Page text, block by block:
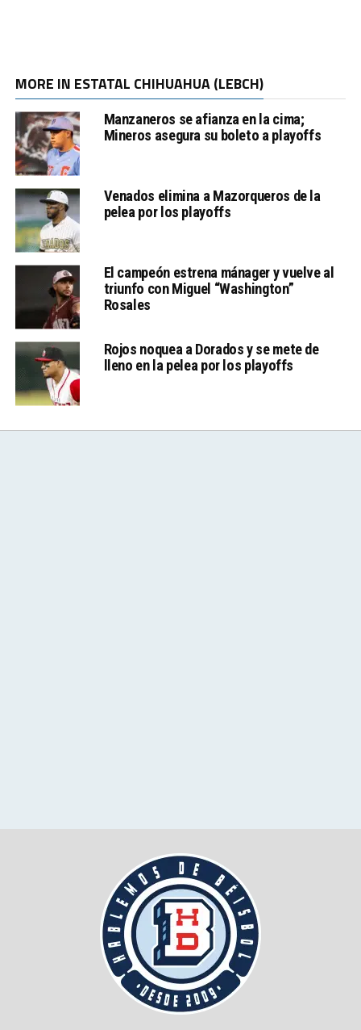
MORE IN ESTATAL CHIHUAHUA (LEBCH)
Manzaneros se afianza en la cima;
Mineros asegura su boleto a playoffs
Venados elimina a Mazorqueros de la
pelea por los playoffs
El campeón estrena mánager y vuelve al
triunfo con Miguel “Washington”
Rosales
Rojos noquea a Dorados y se mete de
lleno en la pelea por los playoffs